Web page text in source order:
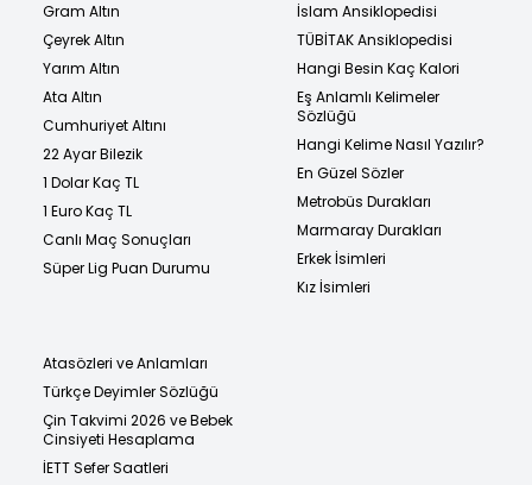
Gram Altın
Çeyrek Altın
Yarım Altın
Ata Altın
Cumhuriyet Altını
22 Ayar Bilezik
1 Dolar Kaç TL
1 Euro Kaç TL
Canlı Maç Sonuçları
Süper Lig Puan Durumu
İslam Ansiklopedisi
TÜBİTAK Ansiklopedisi
Hangi Besin Kaç Kalori
Eş Anlamlı Kelimeler
Sözlüğü
Hangi Kelime Nasıl Yazılır?
En Güzel Sözler
Metrobüs Durakları
Marmaray Durakları
Erkek İsimleri
Kız İsimleri
Atasözleri ve Anlamları
Türkçe Deyimler Sözlüğü
Çin Takvimi 2026 ve Bebek
Cinsiyeti Hesaplama
İETT Sefer Saatleri